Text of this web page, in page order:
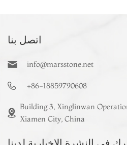
اتصل بنا
info@marsstone.net
+86-18859790608
Building 3, Xinglinwan
Xiamen City, China